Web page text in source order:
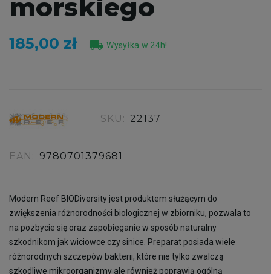
morskiego
185,00 zł local_shipping Wysyłka w 24h!
SKU: 22137
EAN: 9780701379681
Modern Reef BIODiversity jest produktem służącym do
zwiększenia różnorodności biologicznej w zbiorniku, pozwala to
na pozbycie się oraz zapobieganie w sposób naturalny
szkodnikom jak wiciowce czy sinice. Preparat posiada wiele
różnorodnych szczepów bakterii, które nie tylko zwalczą
szkodliwe mikroorganizmy ale również poprawią ogólną